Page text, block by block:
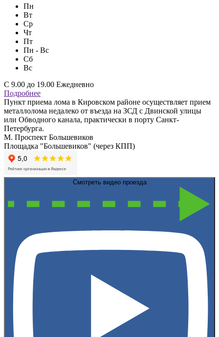
Пн
Вт
Ср
Чт
Пт
Пн - Вс
Сб
Вс
С 9.00 до 19.00 Ежедневно
Подробнее
Пункт приема лома в Кировском районе осуществляет прием
металлолома недалеко от въезда на ЗСД с Двинской улицы
или Обводного канала, практически в порту Санкт-
Петербурга.
М. Проспект Большевиков
Площадка "Большевиков" (через КПП)
Смотреть видео проезда